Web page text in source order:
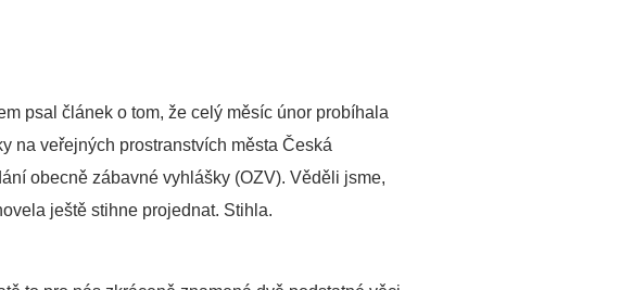
psal článek o tom, že celý měsíc únor probíhala
na veřejných prostranstvích města Česká
obecně zábavné vyhlášky (OZV). Věděli jsme,
ještě stihne projednat. Stihla.